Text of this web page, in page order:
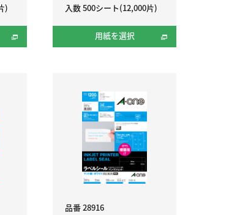
)
入数 500シート(12,000片)
用紙を選択
品番 28916